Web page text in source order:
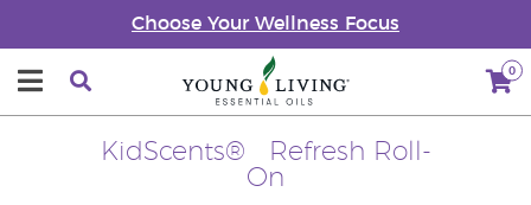
Choose Your Wellness Focus
0
KidScents® Refresh Roll-
On